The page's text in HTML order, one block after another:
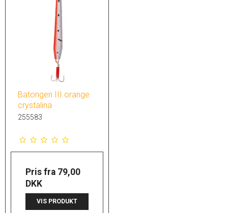
Batongen III orange
crystalina
255583
Pris fra 79,00
DKK
VIS PRODUKT